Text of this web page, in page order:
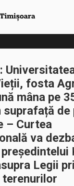
fosta
mâna pe
suprafață de
– Curtea
va
Legii